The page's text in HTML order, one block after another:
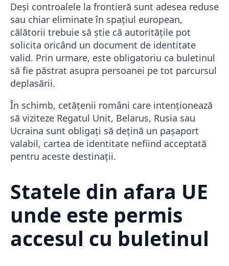
Deși controalele la frontieră sunt adesea reduse
sau chiar eliminate în spațiul european,
călătorii trebuie să știe că autoritățile pot
solicita oricând un document de identitate
valid. Prin urmare, este obligatoriu ca buletinul
să fie păstrat asupra persoanei pe tot parcursul
deplasării.
În schimb, cetățenii români care intenționează
să viziteze Regatul Unit, Belarus, Rusia sau
Ucraina sunt obligați să dețină un pașaport
valabil, cartea de identitate nefiind acceptată
pentru aceste destinații.
Statele din afara UE
unde este permis
accesul cu buletinul